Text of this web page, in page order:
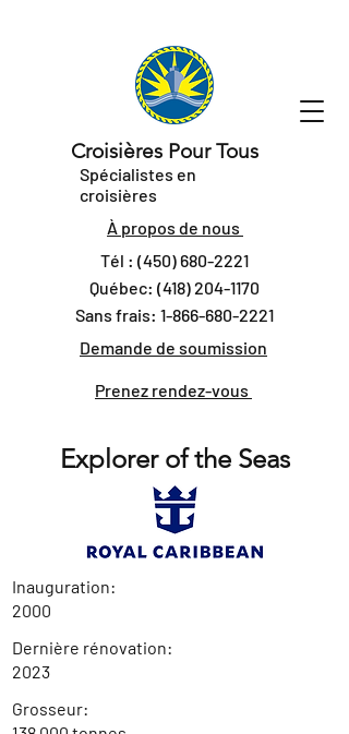
Croisières Pour Tous
Spécialistes en
croisières
À propos de nous
Tél : (450) 680-2221
Québec: (418) 204-1170
Sans frais: 1-866-680-2221
Demande de soumission
Prenez rendez-vous
Explorer of the Seas
Inauguration:
2000
Dernière rénovation:
2023
Grosseur: